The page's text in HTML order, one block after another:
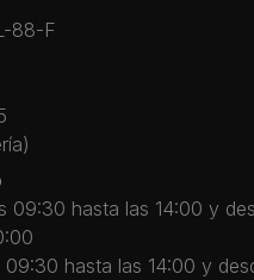
88-F
09:30 hasta las 14:00 y
09:30 hasta las 14:00 y